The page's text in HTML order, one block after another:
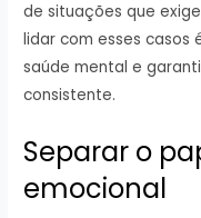
de situações que
lidar com esses casos
saúde mental e
consistente.
Separar o
emocional